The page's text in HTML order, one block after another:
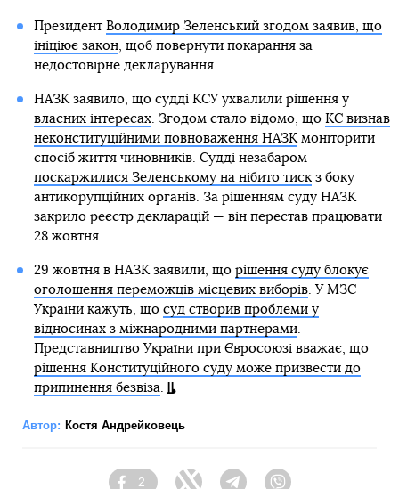
Президент Володимир Зеленський згодом заявив, що
ініціює закон, щоб повернути покарання за
недостовірне декларування.
НАЗК заявило, що судді КСУ ухвалили рішення у
власних інтересах. Згодом стало відомо, що КС визнав
неконституційними повноваження НАЗКмоніторити
спосіб життя чиновників. Судді незабаром
поскаржилися Зеленському на нібито тискз боку
антикорупційних органів. За рішенням суду НАЗК
закрило реєстр декларацій — він перестав працювати
28 жовтня.
29 жовтня в НАЗК заявили, що рішення суду блокує
оголошення переможців місцевих виборів. У МЗС
України кажуть, що суд створив проблеми у
відносинах з міжнародними партнерами.
Представництво України при Євросоюзі вважає, що
рішення Конституційного суду може призвести до
припинення безвіза
Автор: Костя Андрейковець
2